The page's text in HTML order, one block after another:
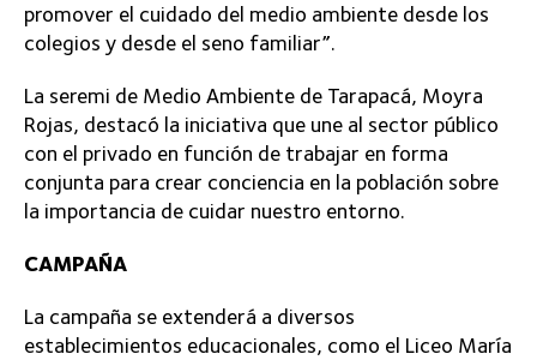
promover el cuidado del medio ambiente desde los
colegios y desde el seno familiar”.
La seremi de Medio Ambiente de Tarapacá, Moyra
Rojas, destacó la iniciativa que une al sector público
con el privado en función de trabajar en forma
conjunta para crear conciencia en la población sobre
la importancia de cuidar nuestro entorno.
CAMPAÑA
La campaña se extenderá a diversos
establecimientos educacionales, como el Liceo María